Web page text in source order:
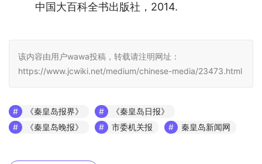
中国大百科全书出版社，2014.
该内容由用户wawa投稿，转载请注明网址：
https://www.jcwiki.net/medium/chinese-media/23473.html
《秦皇岛报界》
《秦皇岛日报》
《秦皇岛晚报》
市委机关报 秦皇岛新闻网